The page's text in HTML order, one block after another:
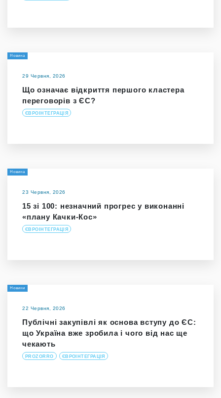
Новина
29 Червня, 2026
Що означає відкриття першого кластера
переговорів з ЄС?
ЄВРОІНТЕГРАЦІЯ
Новина
23 Червня, 2026
15 зі 100: незначний прогрес у виконанні
«плану Качки-Кос»
ЄВРОІНТЕГРАЦІЯ
Новини
22 Червня, 2026
Публічні закупівлі як основа вступу до ЄС:
що Україна вже зробила і чого від нас ще
чекають
PROZORRO ЄВРОІНТЕГРАЦІЯ